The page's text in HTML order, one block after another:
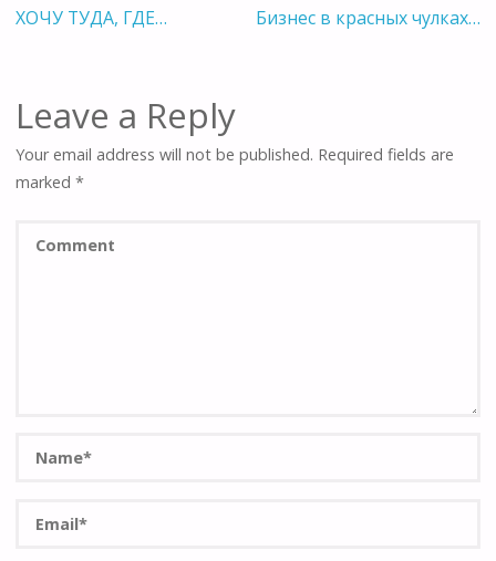
ХОЧУ ТУДА, ГДЕ… Бизнес в красных чулках…
Leave a Reply
Your email address will not be published. Required fields are
marked*